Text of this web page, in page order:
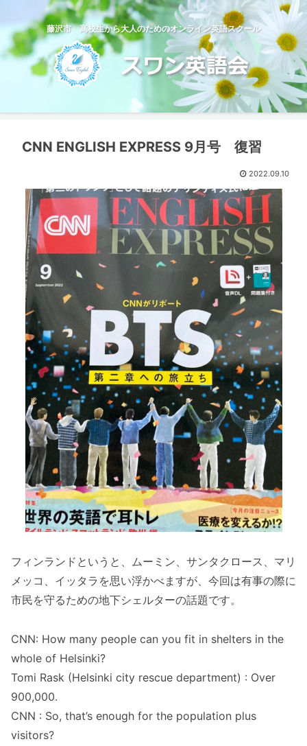
藤沢市 高校生から大人のためのオンライン英語スクール
CNN ENGLISH EXPRESS 9月号 復習
2022.09.10
フィンランドというと、ムーミン、サンタクロース、マリ
メッコ、イッタラを思い浮かべますが、今回は有事の際に
市民を守るための地下シェルターの話題です。
CNN: How many people can you fit in shelters in the
whole of Helsinki?
Tomi Rask (Helsinki city rescue department) : Over
900,000.
CNN : So, that’s enough for the population plus
visitors?